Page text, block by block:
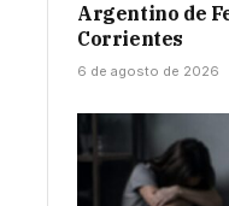
Argentino de
Corrientes
6 de agosto de 2026